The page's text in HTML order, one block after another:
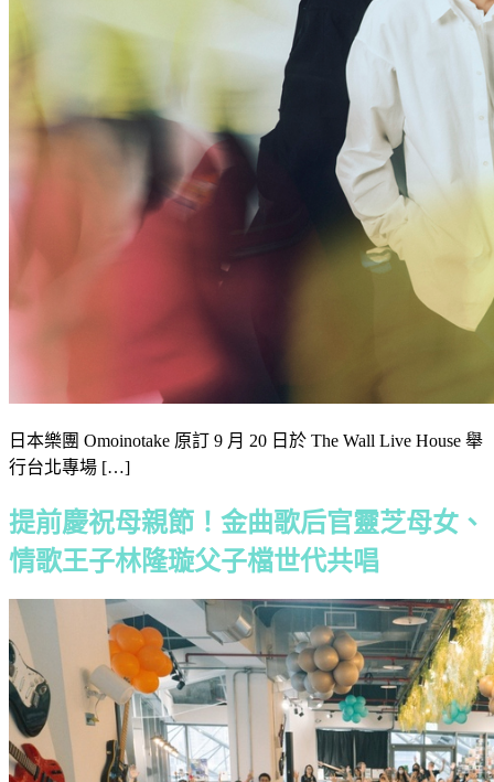
日本樂團 Omoinotake 原訂 9 月 20 日於 The Wall Live House 舉
行台北專場 […]
提前慶祝母親節！金曲歌后官靈芝母女、
情歌王子林隆璇父子檔世代共唱